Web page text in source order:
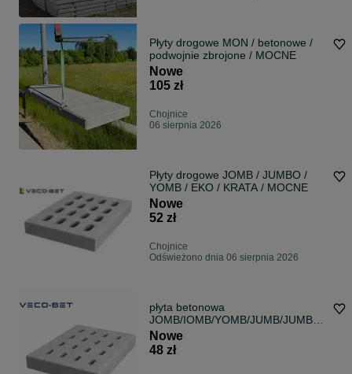
Płyty drogowe MON / betonowe /
podwojnie zbrojone / MOCNE
Nowe
105 zł
Chojnice
06 sierpnia 2026
Płyty drogowe JOMB / JUMBO /
YOMB / EKO / KRATA / MOCNE
Nowe
52 zł
Chojnice
Odświeżono dnia 06 sierpnia 2026
płyta betonowa
JOMB/IOMB/YOMB/JUMB/JUMBO/
YUMB 100x75x12,5
Nowe
48 zł